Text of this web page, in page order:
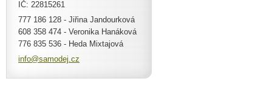
IČ: 22815261
777 186 128 - Jiřina Jandourková
608 358 474 - Veronika Hanáková
776 835 536 - Heda Mixtajová
info@samodej.cz